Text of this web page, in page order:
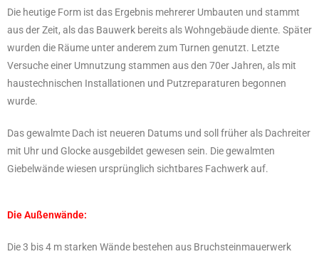
Die heutige Form ist das Ergebnis mehrerer Umbauten und stammt
aus der Zeit, als das Bauwerk bereits als Wohngebäude diente. Später
wurden die Räume unter anderem zum Turnen genutzt. Letzte
Versuche einer Umnutzung stammen aus den 70er Jahren, als mit
haustechnischen Installationen und Putzreparaturen begonnen
wurde.
Das gewalmte Dach ist neueren Datums und soll früher als Dachreiter
mit Uhr und Glocke ausgebildet gewesen sein. Die gewalmten
Giebelwände wiesen ursprünglich sichtbares Fachwerk auf.
Die Außenwände:
Die 3 bis 4 m starken Wände bestehen aus Bruchsteinmauerwerk